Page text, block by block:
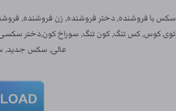
سکس با فروشنده, دختر فروشنده, زن فروشنده,
توی کوس, کس تنگ, کون تنگ, سوراخ کون,دختر
عالی, سکس جدید,